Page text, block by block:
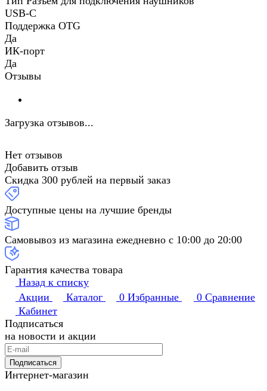
USB-C
Поддержка OTG
Да
ИК-порт
Да
Отзывы
Загрузка отзывов...
Нет отзывов
Добавить отзыв
Скидка 300 рублей на первый заказ
Доступные цены на лучшие бренды
Самовывоз из магазина ежедневно с 10:00 до 20:00
Гарантия качества товара
Назад к списку
Акции
Каталог 0 Избранные 0 Сравнение
Кабинет
Подписаться
на новости и акции
Подписаться
Интернет-магазин